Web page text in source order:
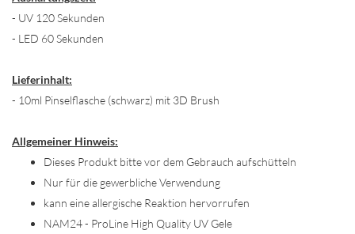
- UV 120 Sekunden
- LED 60 Sekunden
Lieferinhalt:
- 10ml Pinselflasche (schwarz) mit 3D Brush
Allgemeiner Hinweis:
Dieses Produkt bitte vor dem Gebrauch aufschütteln
Nur für die gewerbliche Verwendung
kann eine allergische Reaktion hervorrufen
NAM24 - ProLine High Quality UV Gele